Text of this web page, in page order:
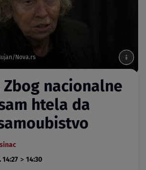
Nova.rs
Zbog nacionalne
htela da
14:27 > 14:30